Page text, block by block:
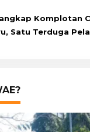
Komplotan
Satu Terduga